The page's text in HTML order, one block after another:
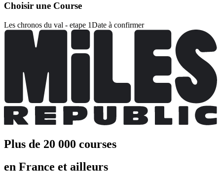
Choisir une Course
Les chronos du val - etape 1Date à confirmer
Plus de 20 000 courses
en France et ailleurs